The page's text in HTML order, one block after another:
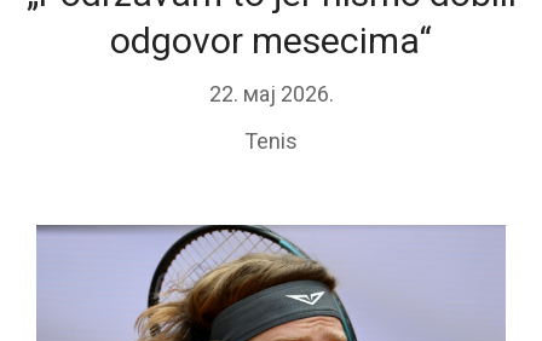
odgovor mesecima“
22. мај 2026.
Tenis